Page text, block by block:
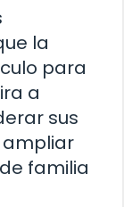
la
para
a
sus
ampliar
familia